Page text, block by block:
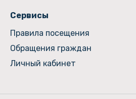
Сервисы
Правила посещения
Обращения граждан
Личный кабинет